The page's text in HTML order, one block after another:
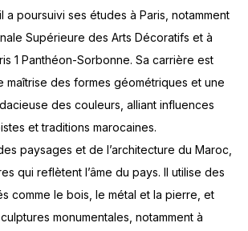
a poursuivi ses études à Paris, notamment
Supérieure des Arts Décoratifs et à
1 Panthéon-Sorbonne. Sa carrière est
maîtrise des formes géométriques et une
des couleurs, alliant influences
et traditions marocaines.
paysages et de l’architecture du Maroc,
qui reflètent l’âme du pays. Il utilise des
comme le bois, le métal et la pierre, et
monumentales, notamment à